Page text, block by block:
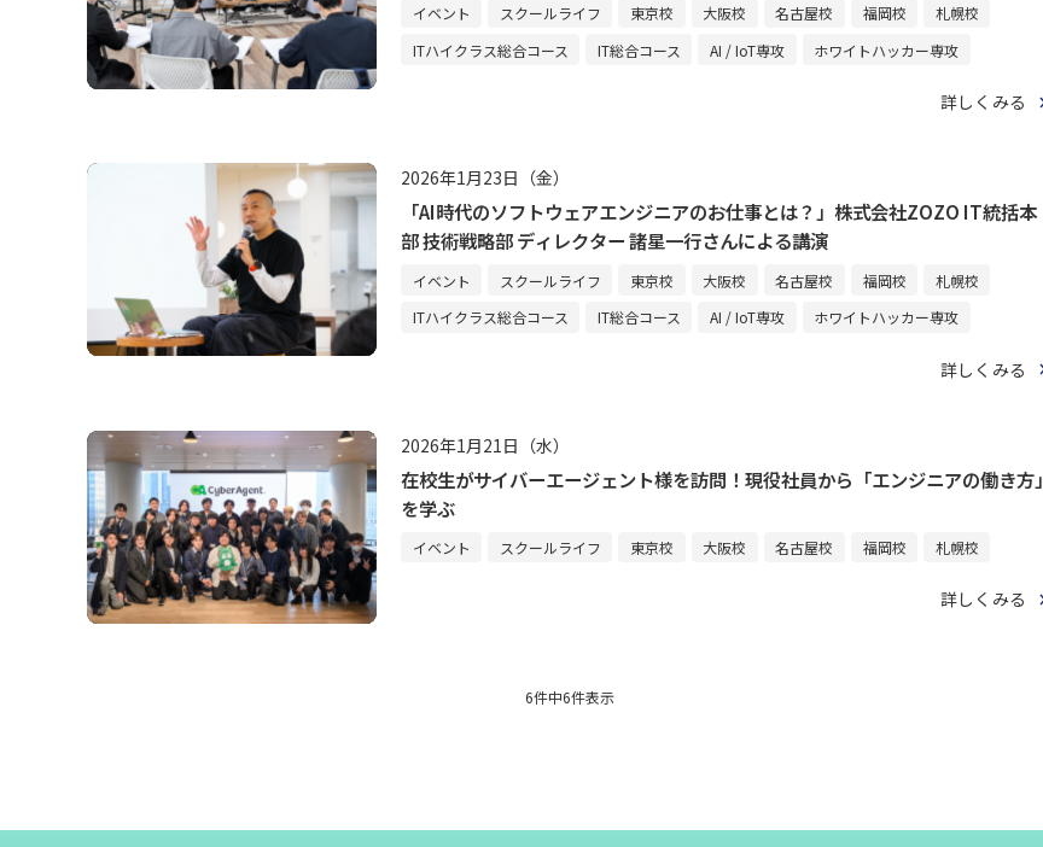
イベント スクールライフ 東京校 大阪校 名古屋校 福岡校
札幌校
ITハイクラス総合コース
IT総合コース AI / IoT専攻 ホワイトハッカー専攻
詳しくみる
2026年1月23日（金）
「AI時代のソフトウェアエンジニアのお仕事とは？」株式会社ZOZO IT統括本
部 技術戦略部 ディレクター 諸星一行さんによる講演
イベント スクールライフ 東京校 大阪校 名古屋校 福岡校
札幌校
ITハイクラス総合コース
IT総合コース AI / IoT専攻 ホワイトハッカー専攻
詳しくみる
2026年1月21日（水）
在校生がサイバーエージェント様を訪問！現役社員から「エンジニアの働き方」
を学ぶ
イベント スクールライフ 東京校 大阪校 名古屋校 福岡校 札幌校
詳しくみる
6件中6件表示